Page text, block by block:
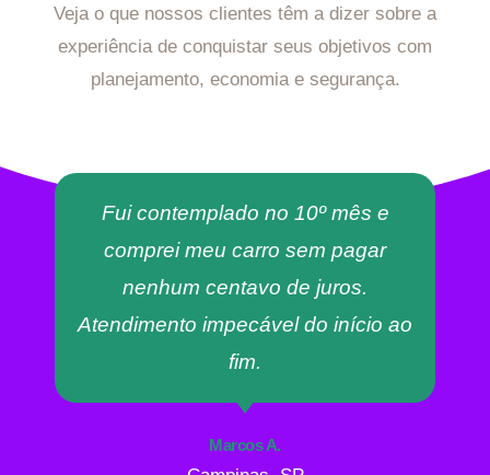
Veja o que nossos clientes têm a dizer sobre a
experiência de conquistar seus objetivos com
planejamento, economia e segurança.
Fui contemplado no 10º mês e
comprei meu carro sem pagar
nenhum centavo de juros.
Atendimento impecável do início ao
fim.
Marcos A.